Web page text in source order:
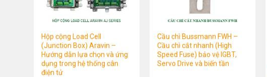
Hộp cộng Load Cell
(Junction Box) Aravin –
Hướng dẫn lựa chọn và ứng
dụng trong hệ thống cân
điện tử
Cầu chì Bussmann FWH –
Cầu chì cắt nhanh (High
Speed Fuse) bảo vệ IGBT,
Servo Drive và biến tần